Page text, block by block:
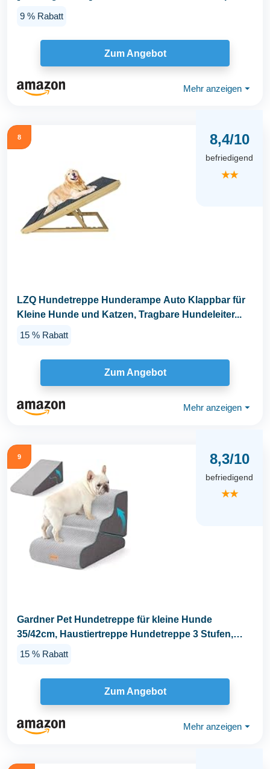
9 % Rabatt
Zum Angebot
Mehr anzeigen ⏷
8 8,4/10
befriedigend
★★
LZQ Hundetreppe Hunderampe Auto Klappbar für
Kleine Hunde und Katzen, Tragbare Hundeleiter...
15 % Rabatt
Zum Angebot
Mehr anzeigen ⏷
9 8,3/10
befriedigend
★★
Gardner Pet Hundetreppe für kleine Hunde
35/42cm, Haustiertreppe Hundetreppe 3 Stufen,
Hunderampe...
15 % Rabatt
Zum Angebot
Mehr anzeigen ⏷